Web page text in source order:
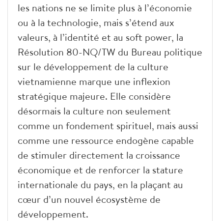
les nations ne se limite plus à l’économie
ou à la technologie, mais s’étend aux
valeurs, à l’identité et au soft power, la
Résolution 80-NQ/TW du Bureau politique
sur le développement de la culture
vietnamienne marque une inflexion
stratégique majeure. Elle considère
désormais la culture non seulement
comme un fondement spirituel, mais aussi
comme une ressource endogène capable
de stimuler directement la croissance
économique et de renforcer la stature
internationale du pays, en la plaçant au
cœur d’un nouvel écosystème de
développement.